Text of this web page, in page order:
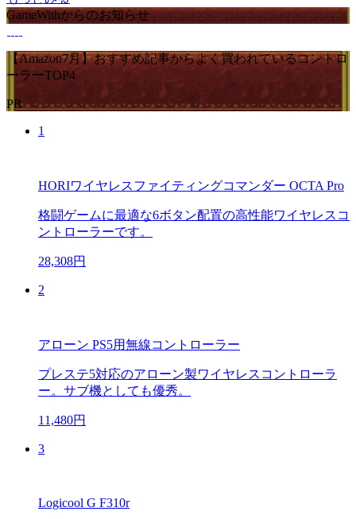
GameWithからのお知らせ
【Amazon7月】おすすめ記事からよく買われているコントロ
ーラーTOP4
PR
1
HORIワイヤレスファイティングコマンダー OCTA Pro
格闘ゲームに最適な6ボタン配置の高性能ワイヤレスコ
ントローラーです。
28,308円
2
アローン PS5用無線コントローラー
プレステ5対応のアローン製ワイヤレスコントローラ
ー。サブ機としても優秀。
11,480円
3
Logicool G F310r